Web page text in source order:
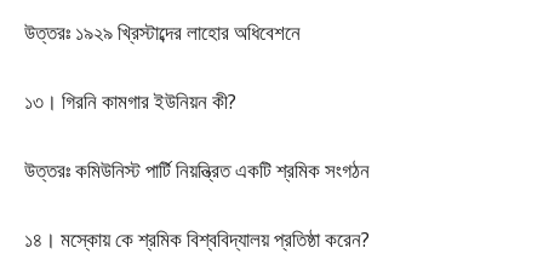
উত্তরঃ ১৯২৯ খ্রিস্টাব্দের লাহোর অধিবেশনে
১৩। গিরনি কামগার ইউনিয়ন কী?
উত্তরঃ কমিউনিস্ট পার্টি নিয়ন্ত্রিত একটি শ্রমিক সংগঠন
১৪। মস্কোয় কে শ্রমিক বিশ্ববিদ্যালয় প্রতিষ্ঠা করেন?